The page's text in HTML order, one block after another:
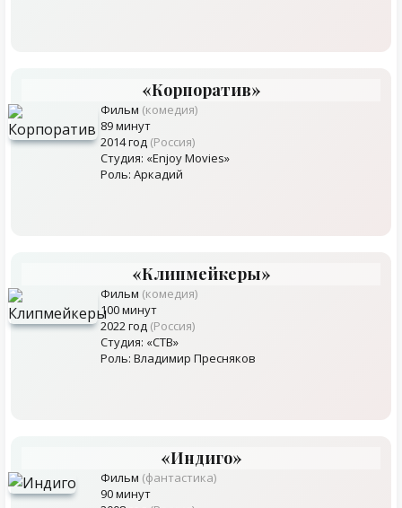
«Корпоратив»
Фильм (комедия)
89 минут
2014 год (Россия)
Студия: «Enjoy Movies»
Роль: Аркадий
«Клипмейкеры»
Фильм (комедия)
100 минут
2022 год (Россия)
Студия: «СТВ»
Роль: Владимир Пресняков
«Индиго»
Фильм (фантастика)
90 минут